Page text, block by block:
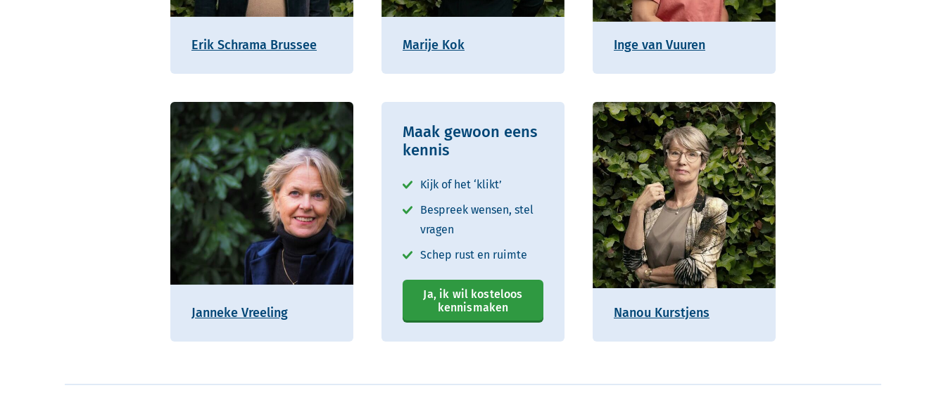
Erik Schrama Brussee Marije Kok Inge van Vuuren
Janneke Vreeling
Maak gewoon eens
kennis
Kijk of het ‘klikt’
Bespreek wensen, stel
vragen
Schep rust en ruimte
Ja, ik wil kosteloos
kennismaken
Nanou Kurstjens